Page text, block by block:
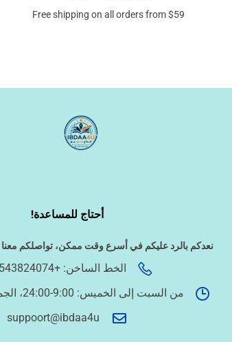
Free shipping on all orders from $59
أحتاج للمساعدة!
نعدكم بالرد عليكم في أسرع وقت ممكن، تواصلكم معنا
الخط الساخن: +966543824074
من السبت إلى الخميس: 9:00-24:00، الجمعة: 04:00-24:00
suppoort@ibdaa4u
الطباعة والأدوات المكتبية